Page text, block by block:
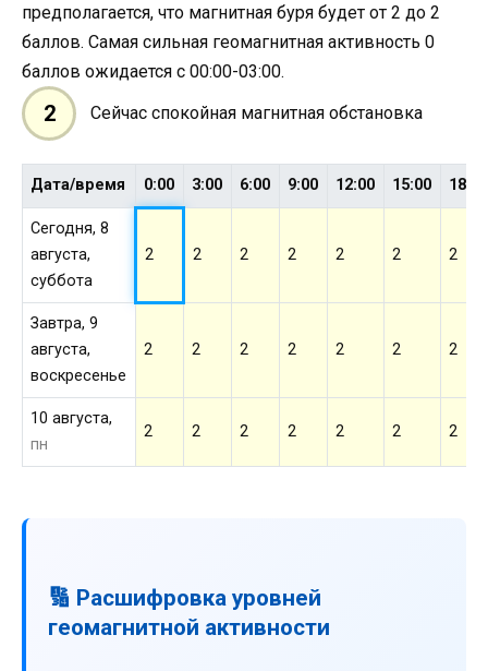
предполагается, что магнитная буря будет от 2 до 2
баллов. Самая сильная геомагнитная активность 0
баллов ожидается с 00:00-03:00.
2 Сейчас спокойная магнитная обстановка
Дата/время 0:00 3:00 6:00 9:00 12:00 15:00 18:00
Сегодня, 8
августа,
суббота
2 2 2 2 2 2 2
Завтра, 9
августа,
воскресенье
2 2 2 2 2 2 2
10 августа,
пн
2 2 2 2 2 2 2
🔢 Расшифровка уровней
геомагнитной активности